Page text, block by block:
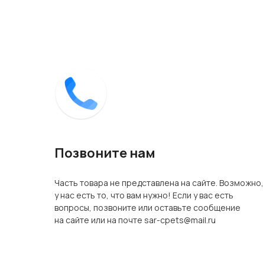
Позвоните нам
Часть товара не представлена на сайте. Возможно,
у нас есть то, что вам нужно! Если у вас есть
вопросы, позвоните или оставьте сообщение
на сайте или на почте sar-cpets@mail.ru